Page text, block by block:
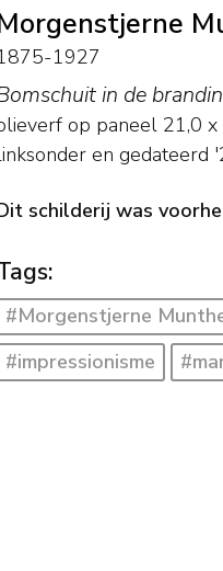
1927
in de
op paneel 21,0 x
en gedateerd
schilderij was
#Morgenstjerne
#impressionisme